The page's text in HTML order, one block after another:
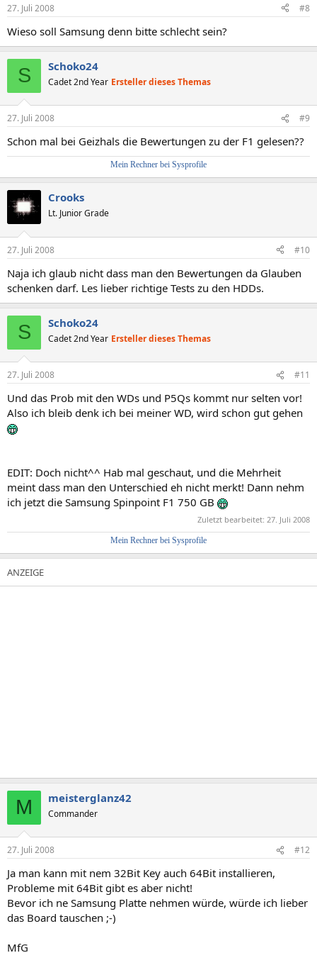
27. Juli 2008 #8
Wieso soll Samsung denn bitte schlecht sein?
S Schoko24
Cadet 2nd Year Ersteller dieses Themas
27. Juli 2008 #9
Schon mal bei Geizhals die Bewertungen zu der F1 gelesen??
Mein Rechner bei Sysprofile
Crooks
Lt. Junior Grade
27. Juli 2008 #10
Naja ich glaub nicht dass man den Bewertungen da Glauben
schenken darf. Les lieber richtige Tests zu den HDDs.
S Schoko24
Cadet 2nd Year Ersteller dieses Themas
27. Juli 2008 #11
Und das Prob mit den WDs und P5Qs kommt nur selten vor!
Also ich bleib denk ich bei meiner WD, wird schon gut gehen
EDIT: Doch nicht^^ Hab mal geschaut, und die Mehrheit
meint dass man den Unterschied eh nicht merkt! Dann nehm
ich jetzt die Samsung Spinpoint F1 750 GB
Zuletzt bearbeitet: 27. Juli 2008
Mein Rechner bei Sysprofile
M meisterglanz42
Commander
27. Juli 2008 #12
Ja man kann mit nem 32Bit Key auch 64Bit installieren,
Probleme mit 64Bit gibt es aber nicht!
Bevor ich ne Samsung Platte nehmen würde, würde ich lieber
das Board tauschen ;-)
MfG